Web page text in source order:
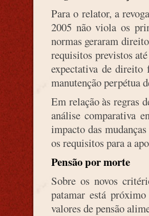
Para o relator, a
2005 não viola os
normas geraram
requisitos previstos
expectativa de direito
manutenção perpétua
Em relação às regras
análise comparativa
impacto das
os requisitos para a
Pensão por morte
Sobre os novos
patamar está
valores de pensão